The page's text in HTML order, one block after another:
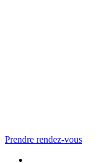
Prendre rendez-vous